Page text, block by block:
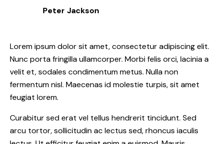
Peter Jackson
Lorem ipsum dolor sit amet, consectetur adipiscing elit.
Nunc porta fringilla ullamcorper. Morbi felis orci, lacinia a
velit et, sodales condimentum metus. Nulla non
fermentum nisl. Maecenas id molestie turpis, sit amet
feugiat lorem.
Curabitur sed erat vel tellus hendrerit tincidunt. Sed
arcu tortor, sollicitudin ac lectus sed, rhoncus iaculis